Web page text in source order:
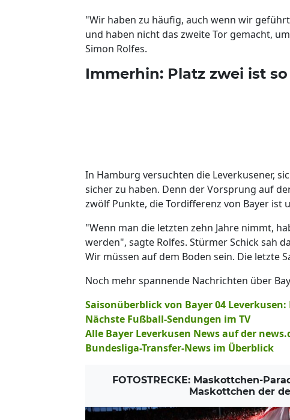
"Wir haben zu häufig, auch wenn wir
und haben nicht das zweite Tor gemacht,
Simon Rolfes.
Immerhin: Platz zwei ist
In Hamburg versuchten die Leverkusener,
sicher zu haben. Denn der Vorsprung auf
zwölf Punkte, die Tordifferenz von Bayer ist
"Wenn man die letzten zehn Jahre nimmt,
werden", sagte Rolfes. Stürmer Schick sah
Wir müssen auf dem Boden sein. Die letzte
Noch mehr spannende Nachrichten über
Saisonüberblick von Bayer 04
Nächste Fußball-Sendungen im TV
Alle Bayer Leverkusen News auf der
Bundesliga-Transfer-News im Überblick
FOTOSTRECKE: Maskottchen-
Maskottchen der